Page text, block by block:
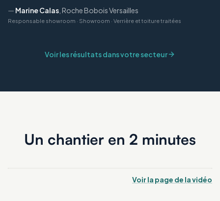
— Marine Calas Roche Bobois Versailles
Responsable showroom · Showroom · Verrière et toiture traitées
Voir les résultats dans votre secteur
Un chantier en 2 minutes
Voir la page de la vidéo